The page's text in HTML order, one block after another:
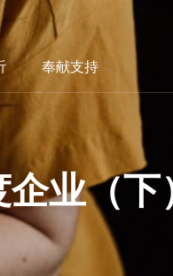
奉献支持
业（下